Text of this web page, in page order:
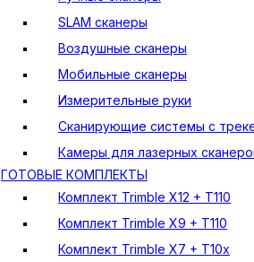
SLAM сканеры
Воздушные сканеры
Мобильные сканеры
Измерительные руки
Сканирующие системы с
Камеры для лазерных
ГОТОВЫЕ КОМПЛЕКТЫ
Комплект Trimble X12 + T110
Комплект Trimble X9 + T110
Комплект Trimble X7 + T10x